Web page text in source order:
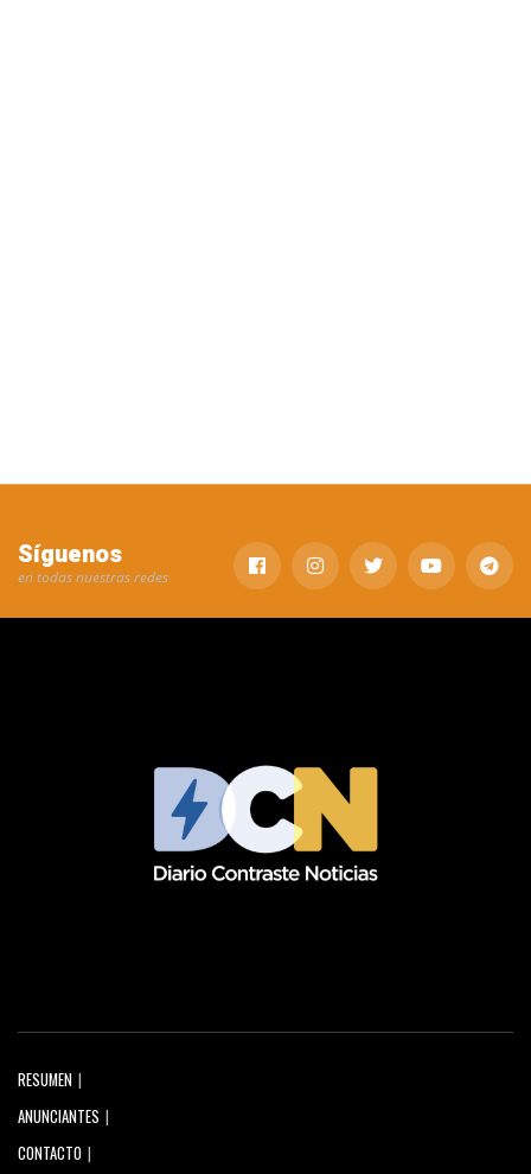
Síguenos
en todas nuestras redes
RESUMEN
ANUNCIANTES
CONTACTO